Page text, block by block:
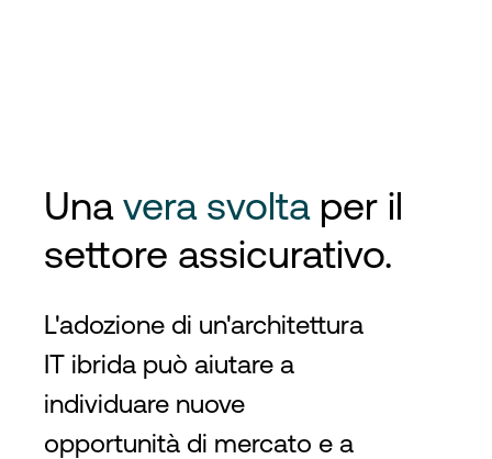
Unavera svoltaper il
settore assicurativo.
L'adozione di un'architettura
IT ibrida può aiutare a
individuare nuove
opportunità di mercato e a